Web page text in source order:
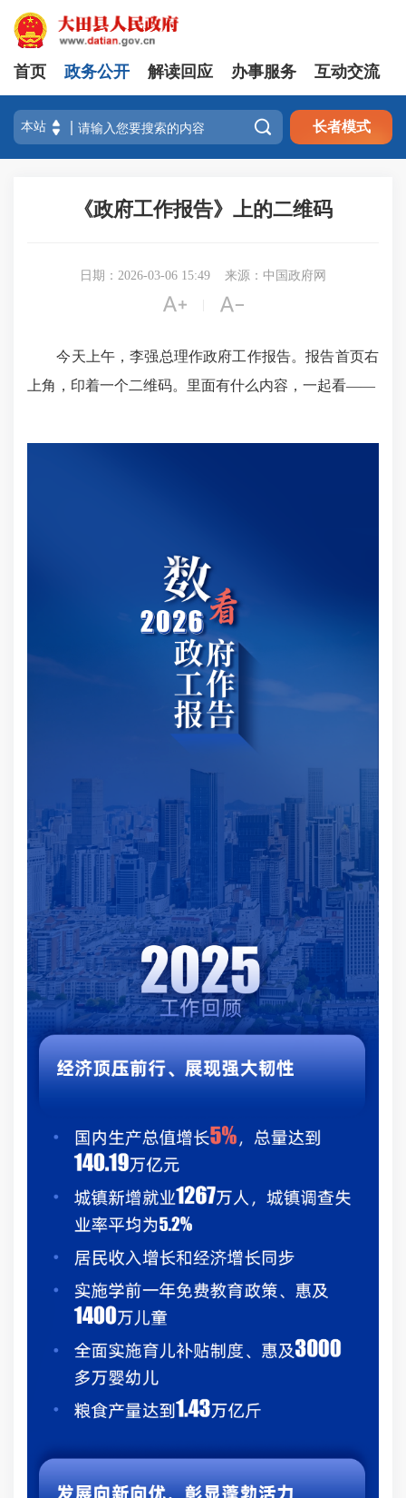
首页 政务公开 解读回应 办事服务 互动交流
 长者模式
《政府工作报告》上的二维码
日期：2026-03-06 15:49 来源：中国政府网
 
今天上午，李强总理作政府工作报告。报告首页右
上角，印着一个二维码。里面有什么内容，一起看——